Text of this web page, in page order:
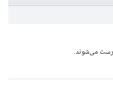
می‌شوند.